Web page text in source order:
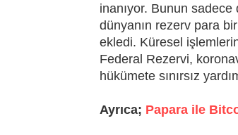
inanıyor. Bunun sadece
dünyanın rezerv para
ekledi. Küresel
Federal Rezervi,
hükümete sınırsız
Ayrıca; Papara ile